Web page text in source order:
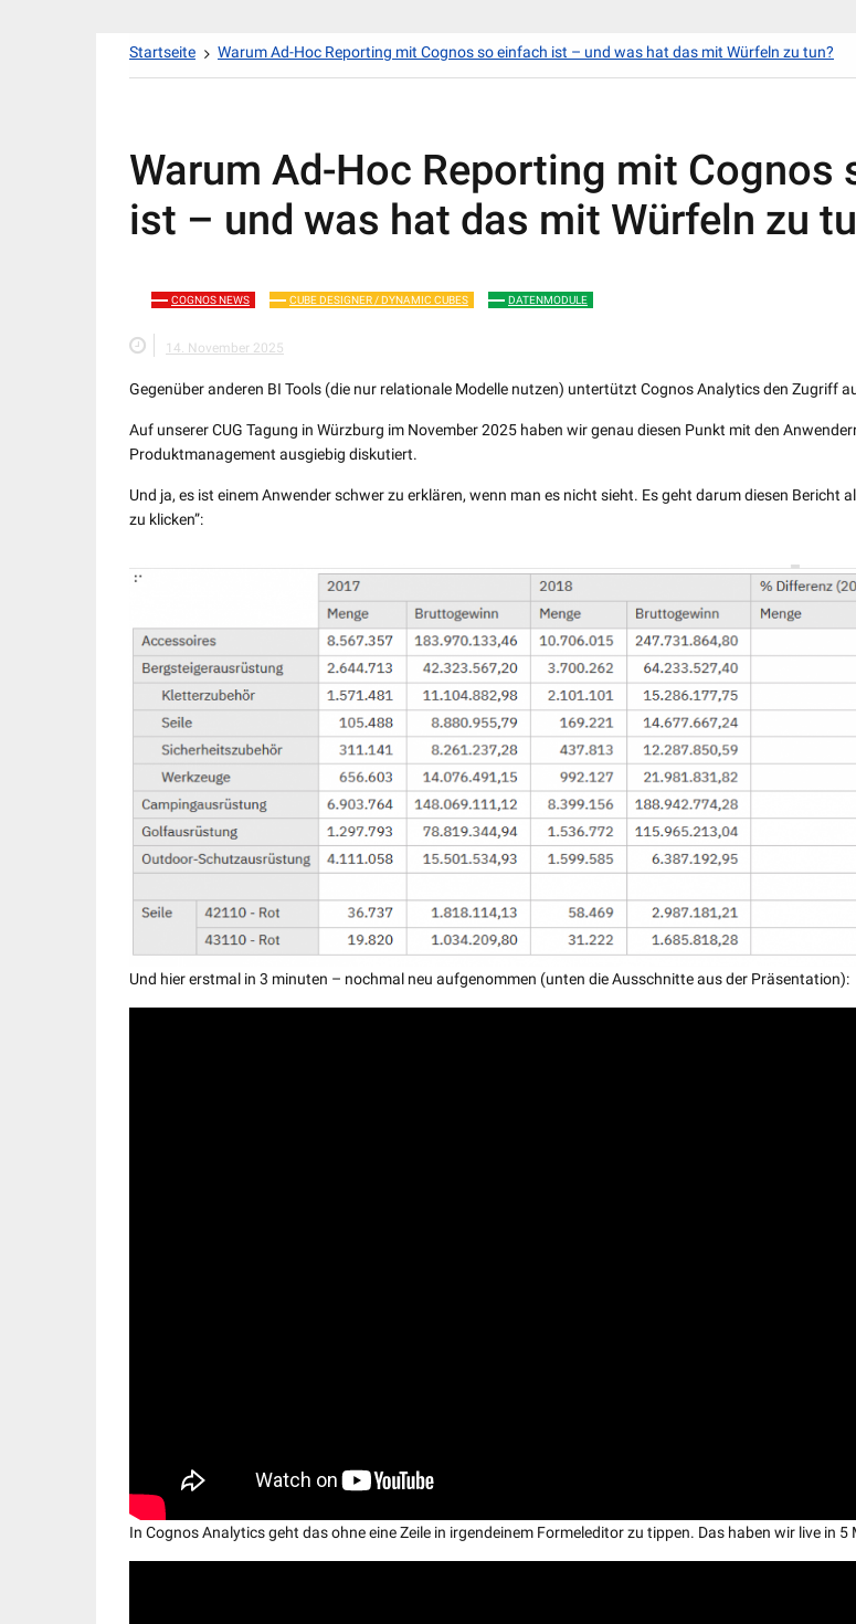
Startseite Warum Ad-Hoc Reporting mit Cognos so einfach ist – und was hat das mit Würfeln zu tun?
Warum Ad-Hoc Reporting mit Cognos
ist – und was hat das mit Würfeln zu
COGNOS NEWS CUBE DESIGNER / DYNAMIC CUBES DATENMODULE
14. November 2025
Gegenüber anderen BI Tools (die nur relationale Modelle nutzen) untertützt Cognos Analytics den Zugriff
Auf unserer CUG Tagung in Würzburg im November 2025 haben wir genau diesen Punkt mit den
Produktmanagement ausgiebig diskutiert.
Und ja, es ist einem Anwender schwer zu erklären, wenn man es nicht sieht. Es geht darum diesen Bericht
zu klicken”:
Und hier erstmal in 3 minuten – nochmal neu aufgenommen (unten die Ausschnitte aus der Präsentation):
In Cognos Analytics geht das ohne eine Zeile in irgendeinem Formeleditor zu tippen. Das haben wir live in